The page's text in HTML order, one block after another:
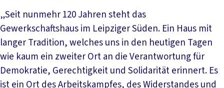
„Seit nunmehr 120 Jahren steht das
Gewerkschaftshaus im Leipziger Süden. Ein Haus mit
langer Tradition, welches uns in den heutigen Tagen
wie kaum ein zweiter Ort an die Verantwortung für
Demokratie, Gerechtigkeit und Solidarität erinnert. Es
ist ein Ort des Arbeitskampfes, des Widerstandes und